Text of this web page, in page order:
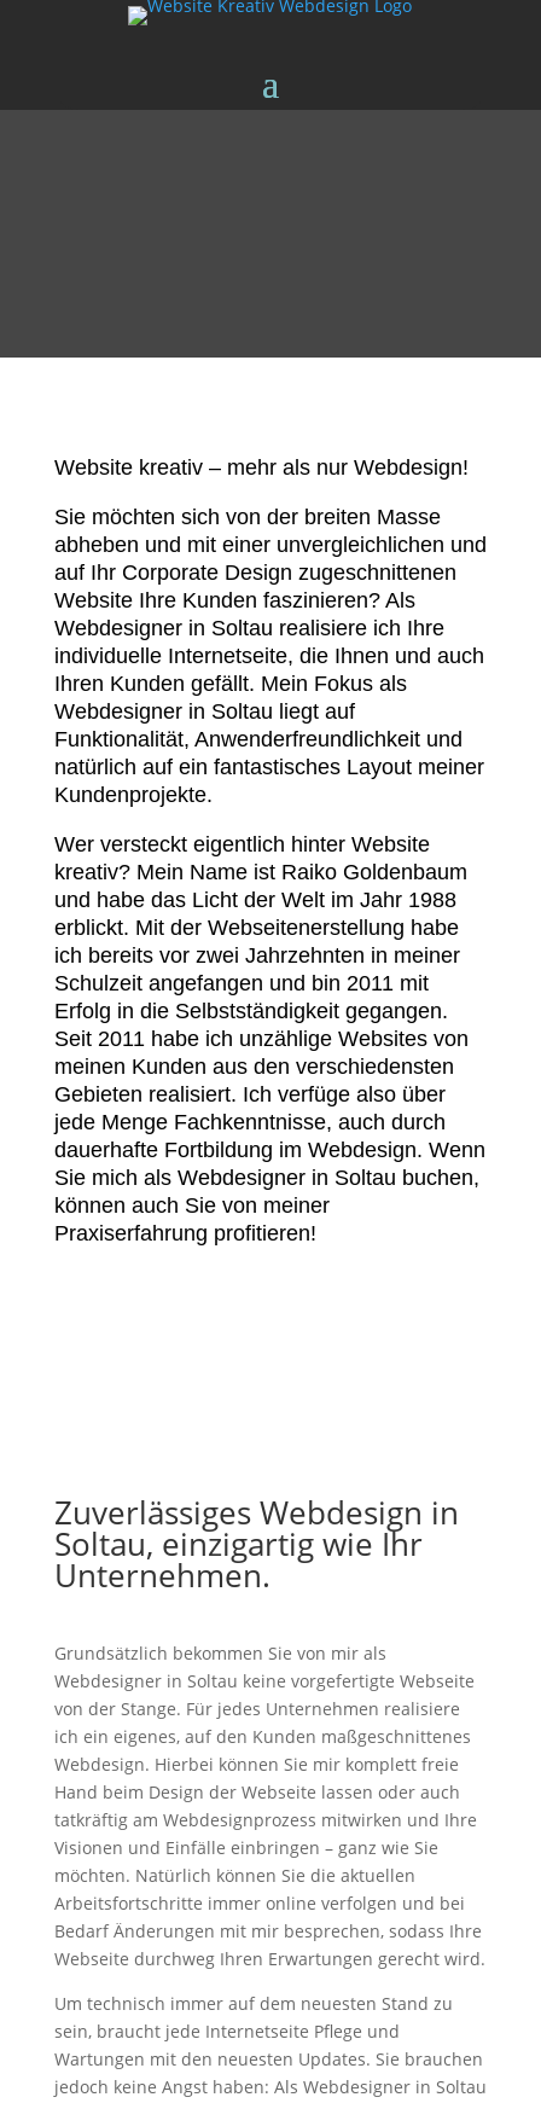
Website kreativ – mehr als nur Webdesign!
Sie möchten sich von der breiten Masse
abheben und mit einer unvergleichlichen und
auf Ihr Corporate Design zugeschnittenen
Website Ihre Kunden faszinieren? Als
Webdesigner in Soltau realisiere ich Ihre
individuelle Internetseite, die Ihnen und auch
Ihren Kunden gefällt. Mein Fokus als
Webdesigner in Soltau liegt auf
Funktionalität, Anwenderfreundlichkeit und
natürlich auf ein fantastisches Layout meiner
Kundenprojekte.
Wer versteckt eigentlich hinter Website
kreativ? Mein Name ist Raiko Goldenbaum
und habe das Licht der Welt im Jahr 1988
erblickt. Mit der Webseitenerstellung habe
ich bereits vor zwei Jahrzehnten in meiner
Schulzeit angefangen und bin 2011 mit
Erfolg in die Selbstständigkeit gegangen.
Seit 2011 habe ich unzählige Websites von
meinen Kunden aus den verschiedensten
Gebieten realisiert. Ich verfüge also über
jede Menge Fachkenntnisse, auch durch
dauerhafte Fortbildung im Webdesign. Wenn
Sie mich als Webdesigner in Soltau buchen,
können auch Sie von meiner
Praxiserfahrung profitieren!
Zuverlässiges Webdesign in
Soltau, einzigartig wie Ihr
Unternehmen.
Grundsätzlich bekommen Sie von mir als
Webdesigner in Soltau keine vorgefertigte Webseite
von der Stange. Für jedes Unternehmen realisiere
ich ein eigenes, auf den Kunden maßgeschnittenes
Webdesign. Hierbei können Sie mir komplett freie
Hand beim Design der Webseite lassen oder auch
tatkräftig am Webdesignprozess mitwirken und Ihre
Visionen und Einfälle einbringen – ganz wie Sie
möchten. Natürlich können Sie die aktuellen
Arbeitsfortschritte immer online verfolgen und bei
Bedarf Änderungen mit mir besprechen, sodass Ihre
Webseite durchweg Ihren Erwartungen gerecht wird.
Um technisch immer auf dem neuesten Stand zu
sein, braucht jede Internetseite Pflege und
Wartungen mit den neuesten Updates. Sie brauchen
jedoch keine Angst haben: Als Webdesigner in Soltau